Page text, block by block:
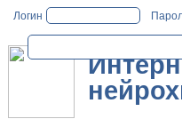
Логин